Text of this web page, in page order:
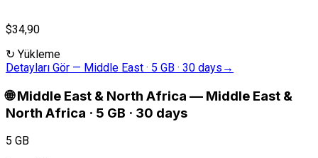
$34,90
↻ Yükleme
Detayları Gör — Middle East · 5 GB · 30 days →
🌐 Middle East & North Africa — Middle East &
North Africa · 5 GB · 30 days
5 GB